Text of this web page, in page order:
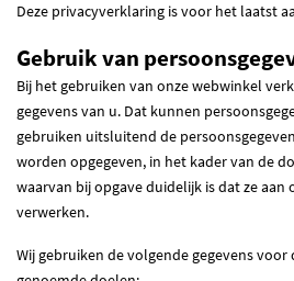
Deze privacyverklaring is voor het laatst
Gebruik van
Bij het gebruiken van onze webwinkel
gegevens van u. Dat kunnen
gebruiken uitsluitend de
worden opgegeven, in het kader van de
waarvan bij opgave duidelijk is dat ze
verwerken.
Wij gebruiken de volgende gegevens